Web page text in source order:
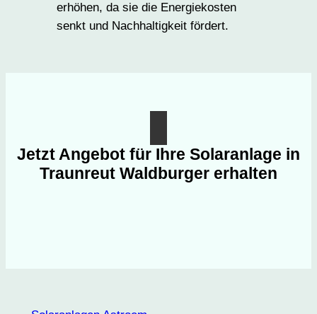
erhöhen, da sie die Energiekosten
senkt und Nachhaltigkeit fördert.
Jetzt Angebot für Ihre Solaranlage in
Traunreut Waldburger erhalten